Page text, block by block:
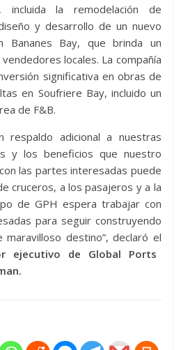
incluida la remodelación de
y desarrollo de un nuevo
Bananes Bay, que brinda un
locales. La compañía
significativa en obras de
en Soufriere Bay, incluido un
de F&B.
respaldo adicional a nuestras
y los beneficios que nuestro
las partes interesadas puede
cruceros, a los pasajeros y a la
de GPH espera trabajar con
para seguir construyendo
destino”, declaró el
ejecutivo de Global Ports